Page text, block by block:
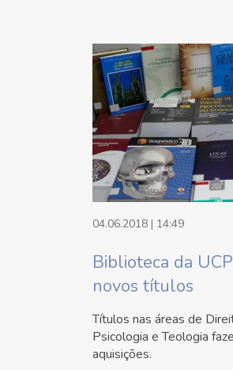
04.06.2018 | 14:49
Biblioteca da
novos títulos
Títulos nas áreas de
Psicologia e Teologia
aquisições.